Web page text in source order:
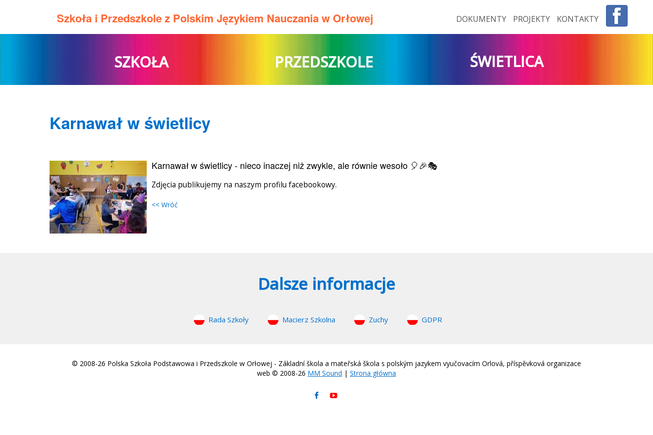
Szkoła i Przedszkole z Polskim Językiem Nauczania w Orłowej DOKUMENTY PROJEKTY KONTAKTY
SZKOŁA PRZEDSZKOLE ŚWIETLICA
Karnawał w świetlicy
Karnawał w świetlicy - nieco inaczej niż zwykle, ale równie wesoło 🎈🎉🎭
Zdjęcia publikujemy na naszym profilu facebookowy.
<< Wróć
Dalsze informacje
Rada Szkoły Macierz Szkolna Zuchy GDPR
© 2008-26 Polska Szkoła Podstawowa i Przedszkole w Orłowej - Základní škola a mateřská škola s polským jazykem vyučovacím Orlová, příspěvková organizace
web © 2008-26 MM Sound | Strona główna